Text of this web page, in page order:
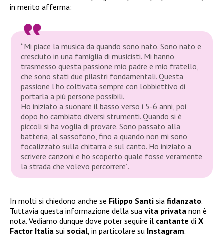
in merito afferma:
“Mi piace la musica da quando sono nato. Sono nato e
cresciuto in una famiglia di musicisti. Mi hanno
trasmesso questa passione mio padre e mio fratello,
che sono stati due pilastri fondamentali. Questa
passione l’ho coltivata sempre con l’obbiettivo di
portarla a più persone possibili.
Ho iniziato a suonare il basso verso i 5-6 anni, poi
dopo ho cambiato diversi strumenti. Quando si è
piccoli si ha voglia di provare. Sono passato alla
batteria, al sassofono, fino a quando non mi sono
focalizzato sulla chitarra e sul canto. Ho iniziato a
scrivere canzoni e ho scoperto quale fosse veramente
la strada che volevo percorrere”.
In molti si chiedono anche se Filippo Santi sia fidanzato.
Tuttavia questa informazione della sua vita privata non è
nota. Vediamo dunque dove poter seguire il cantante di X
Factor Italia sui social , in particolare su Instagram.